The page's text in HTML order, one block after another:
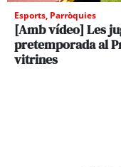
Esports, Parròquies
[Amb vídeo] Les
pretemporada al
vitrines